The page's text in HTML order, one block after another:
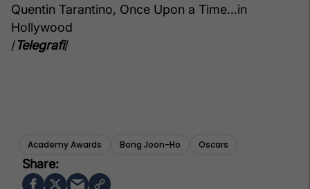
Quentin Tarantino, Once Upon a Time…in
Hollywood
/Telegrafi/
Academy Awards Bong Joon-Ho Oscars